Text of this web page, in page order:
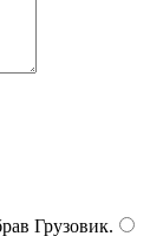
Грузовик.